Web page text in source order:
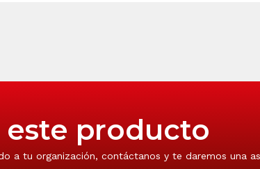
este producto
a tu organización, contáctanos y te daremos una